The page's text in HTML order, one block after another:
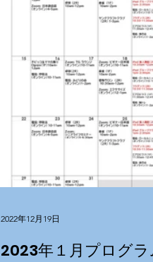
2023年１月プログ
2022年12月19日